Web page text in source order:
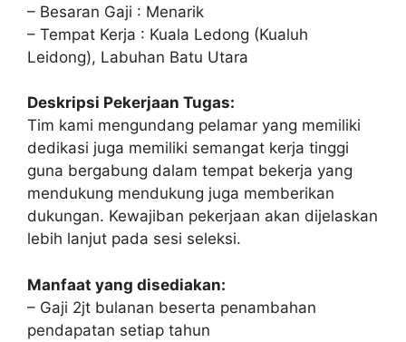
– Besaran Gaji : Menarik
– Tempat Kerja : Kuala Ledong (Kualuh
Leidong), Labuhan Batu Utara
Deskripsi Pekerjaan Tugas:
Tim kami mengundang pelamar yang memiliki
dedikasi juga memiliki semangat kerja tinggi
guna bergabung dalam tempat bekerja yang
mendukung mendukung juga memberikan
dukungan. Kewajiban pekerjaan akan dijelaskan
lebih lanjut pada sesi seleksi.
Manfaat yang disediakan:
– Gaji 2jt bulanan beserta penambahan
pendapatan setiap tahun